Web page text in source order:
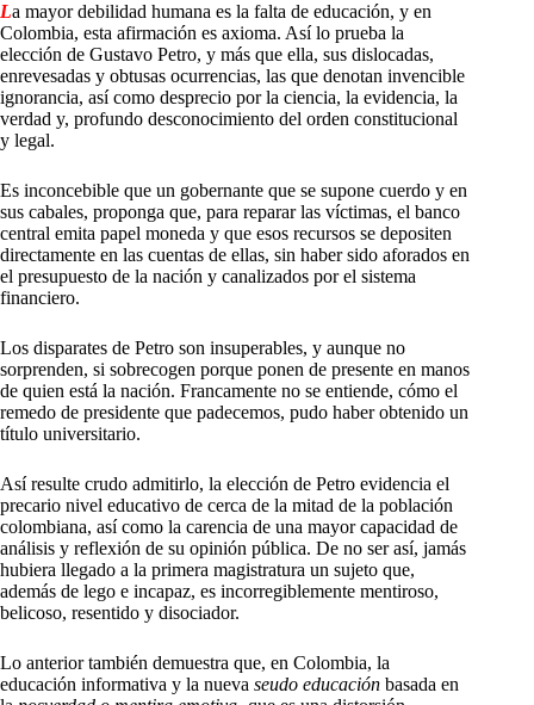
La mayor debilidad humana es la falta de educación, y en
Colombia, esta afirmación es axioma. Así lo prueba la
elección de Gustavo Petro, y más que ella, sus dislocadas,
enrevesadas y obtusas ocurrencias, las que denotan invencible
ignorancia, así como desprecio por la ciencia, la evidencia, la
verdad y, profundo desconocimiento del orden constitucional
y legal.
Es inconcebible que un gobernante que se supone cuerdo y en
sus cabales, proponga que, para reparar las víctimas, el banco
central emita papel moneda y que esos recursos se depositen
directamente en las cuentas de ellas, sin haber sido aforados en
el presupuesto de la nación y canalizados por el sistema
financiero.
Los disparates de Petro son insuperables, y aunque no
sorprenden, si sobrecogen porque ponen de presente en manos
de quien está la nación. Francamente no se entiende, cómo el
remedo de presidente que padecemos, pudo haber obtenido un
título universitario.
Así resulte crudo admitirlo, la elección de Petro evidencia el
precario nivel educativo de cerca de la mitad de la población
colombiana, así como la carencia de una mayor capacidad de
análisis y reflexión de su opinión pública. De no ser así, jamás
hubiera llegado a la primera magistratura un sujeto que,
además de lego e incapaz, es incorregiblemente mentiroso,
belicoso, resentido y disociador.
Lo anterior también demuestra que, en Colombia, la
educación informativa y la nueva seudo educación basada en